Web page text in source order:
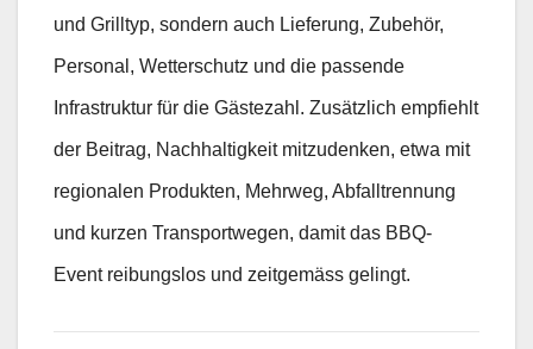
und Grilltyp, sondern auch Lieferung, Zubehör,
Personal, Wetterschutz und die passende
Infrastruktur für die Gästezahl. Zusätzlich empfiehlt
der Beitrag, Nachhaltigkeit mitzudenken, etwa mit
regionalen Produkten, Mehrweg, Abfalltrennung
und kurzen Transportwegen, damit das BBQ-
Event reibungslos und zeitgemäss gelingt.